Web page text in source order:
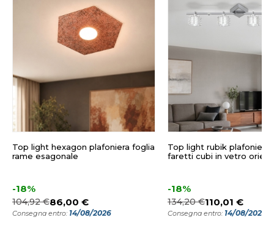
Top light hexagon plafoniera foglia
rame esagonale
-18%
104,92 €86,00 €
Consegna entro: 14/08/2026
Top light rubik plafoniera
faretti cubi in vetro
-18%
134,20 €110,01 €
Consegna entro: 14/08/2026